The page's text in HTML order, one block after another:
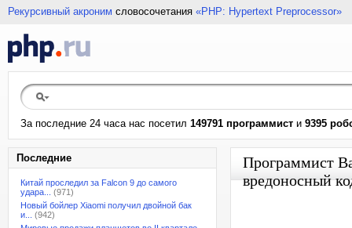
Рекурсивный акроним словосочетания «PHP: Hypertext Preprocessor»
За последние 24 часа нас посетил 149791 программист и 9395
Последние
Китай проследил за Falcon 9 до самого
удара...
(971)
Новый бойлер Xiaomi получил двойной бак
и...
(942)
Программист
вредоносный